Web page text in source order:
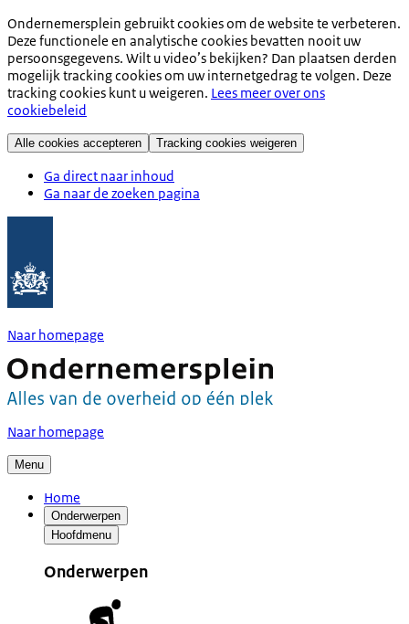
Ondernemersplein gebruikt cookies om de website te verbeteren.
Deze functionele en analytische cookies bevatten nooit uw
persoonsgegevens. Wilt u video’s bekijken? Dan plaatsen derden
mogelijk tracking cookies om uw internetgedrag te volgen. Deze
tracking cookies kunt u weigeren. Lees meer over ons
cookiebeleid
Alle cookies accepteren Tracking cookies weigeren
Ga direct naar inhoud
Ga naar de zoeken pagina
Naar homepage
Naar homepage
Menu
Home
Onderwerpen
Hoofdmenu
Onderwerpen